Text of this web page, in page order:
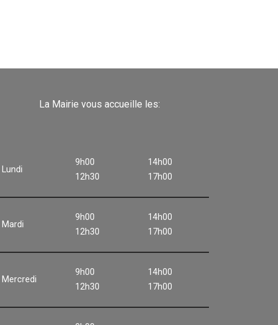
La Mairie vous accueille les:
Lundi
9h00
12h30
14h00
17h00
Mardi
9h00
12h30
14h00
17h00
Mercredi
9h00
12h30
14h00
17h00